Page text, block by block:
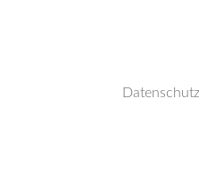
Datenschutz